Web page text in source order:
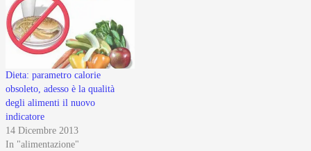
Dieta: parametro calorie
obsoleto, adesso è la qualità
degli alimenti il nuovo
indicatore
14 Dicembre 2013
In "alimentazione"